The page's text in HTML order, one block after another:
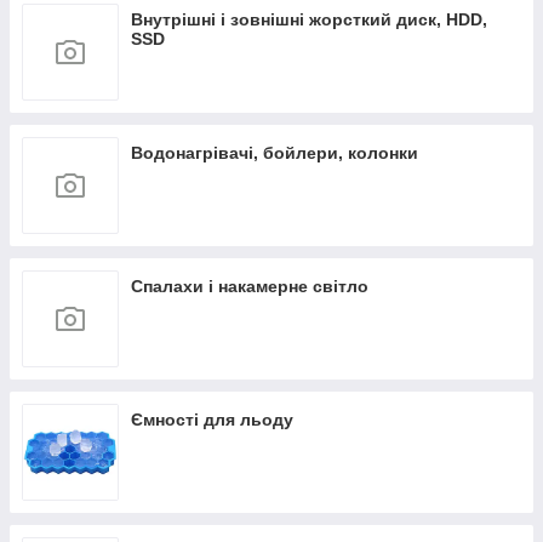
Внутрішні і зовнішні жорсткий диск, HDD,
SSD
Водонагрівачі, бойлери, колонки
Спалахи і накамерне світло
Ємності для льоду